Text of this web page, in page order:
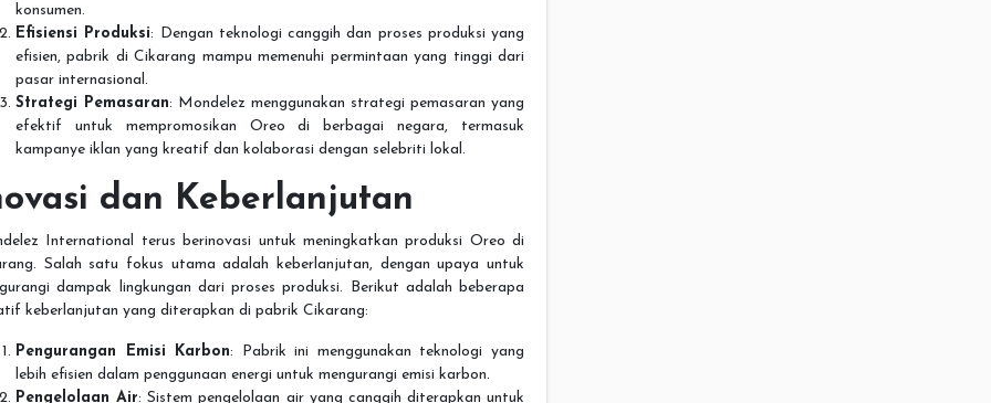
konsumen.
Efisiensi Produksi: Dengan teknologi canggih dan proses produksi yang
efisien, pabrik di Cikarang mampu memenuhi permintaan yang tinggi dari
pasar internasional.
Strategi Pemasaran: Mondelez menggunakan strategi pemasaran yang
efektif untuk mempromosikan Oreo di berbagai negara, termasuk
kampanye iklan yang kreatif dan kolaborasi dengan selebriti lokal.
dan Keberlanjutan
International terus berinovasi untuk meningkatkan produksi Oreo di
Salah satu fokus utama adalah keberlanjutan, dengan upaya untuk
dampak lingkungan dari proses produksi. Berikut adalah beberapa
keberlanjutan yang diterapkan di pabrik Cikarang:
Pengurangan Emisi Karbon: Pabrik ini menggunakan teknologi yang
lebih efisien dalam penggunaan energi untuk mengurangi emisi karbon.
Pengelolaan Air: Sistem pengelolaan air yang canggih diterapkan untuk